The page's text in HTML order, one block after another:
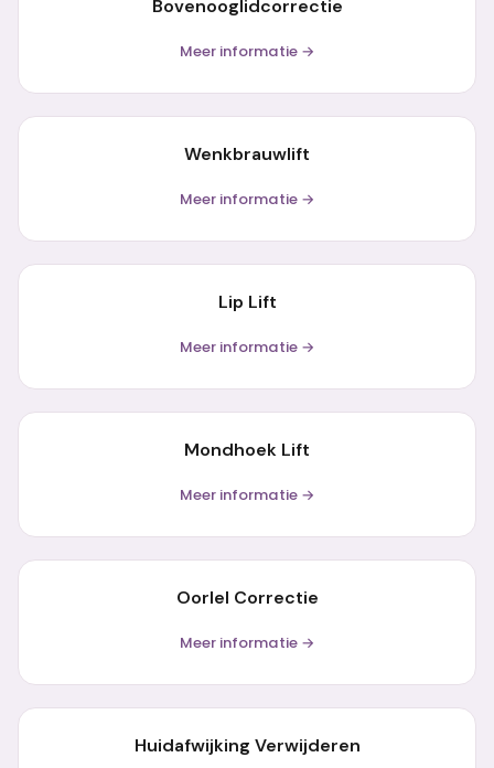
Bovenooglidcorrectie
Meer informatie →
Wenkbrauwlift
Meer informatie →
Lip Lift
Meer informatie →
Mondhoek Lift
Meer informatie →
Oorlel Correctie
Meer informatie →
Huidafwijking Verwijderen